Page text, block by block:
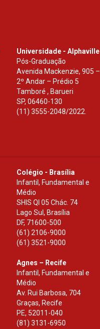
Universidade - Alphaville
Pós-Graduação
Avenida Mackenzie, 905 –
2º Andar – Prédio 5
Tamboré , Barueri
SP, 06460-130
(11) 3555-2048/2022.
Colégio - Brasília
Infantil, Fundamental e
Médio
SHIS Ql 05 Chác. 74
Lago Sul, Brasília
DF, 71600-500
(61) 2106-9000
(61) 3521-9000
Agnes – Recife
Infantil, Fundamental e
Médio
Av. Rui Barbosa, 704
Graças, Recife
PE, 52011-040
(81) 3131-6950